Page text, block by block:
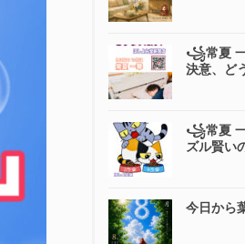
꧁常夏
決意、ど
꧁常夏
ズル賢い
今日か